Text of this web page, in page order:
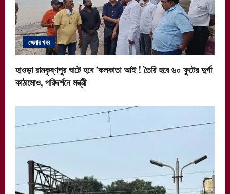
জেলার খবর
হাওড়া রামকৃষ্ণপুর ঘাটে হবে ‘কলকাতা আই ! তৈরি হবে ৬০ ফুটের দুর্গা
কাঠামোও, পরিদর্শনে মন্ত্রী